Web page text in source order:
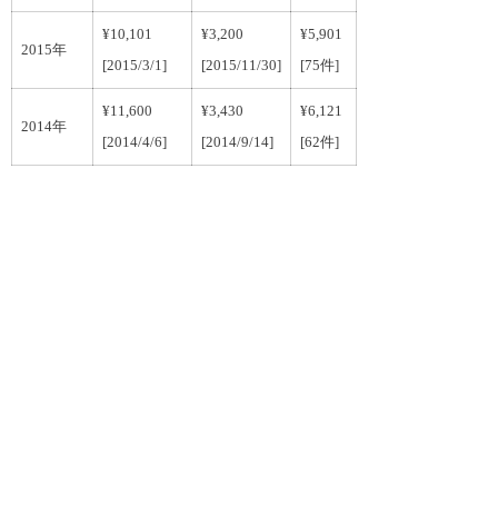
2015年
¥10,101
[2015/3/1]
¥3,200
[2015/11/30]
¥5,901
[75件]
2014年
¥11,600
[2014/4/6]
¥3,430
[2014/9/14]
¥6,121
[62件]